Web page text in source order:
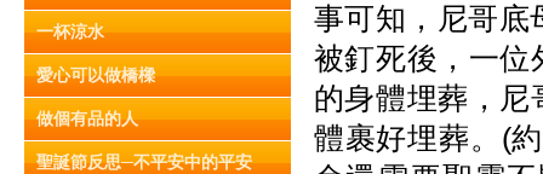
一杯涼水
愛心可以做橋樑
做個有品的人
聖誕節反思─不平安中的平安
事可知，尼哥底
被釘死後，一位
的身體埋葬，尼
體裹好埋葬。(